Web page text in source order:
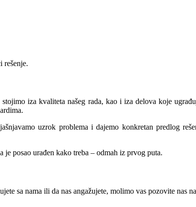
rešenje.
iza kvaliteta našeg rada, kao i iza delova koje
uzrok problema i dajemo konkretan predlog
posao urađen kako treba – odmah iz prvog puta.
sa nama ili da nas angažujete, molimo vas pozovite nas